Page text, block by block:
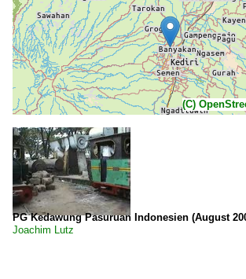
(C)
PG Kedawung Pasuruan Indonesien (August
Joachim Lutz